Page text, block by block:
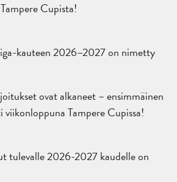
Cupista!
kauteen 2026–2027 on nimetty
ovat alkaneet – ensimmäinen
Tampere Cupissa!
tulevalle 2026-2027 kaudelle on